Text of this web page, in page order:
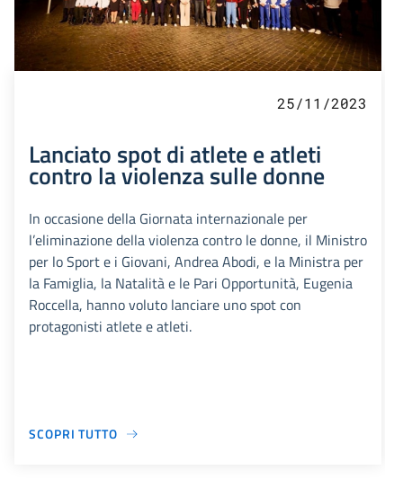
25/11/2023
Lanciato spot di atlete e atleti
contro la violenza sulle donne
In occasione della Giornata internazionale per
l’eliminazione della violenza contro le donne, il Ministro
per lo Sport e i Giovani, Andrea Abodi, e la Ministra per
la Famiglia, la Natalità e le Pari Opportunità, Eugenia
Roccella, hanno voluto lanciare uno spot con
protagonisti atlete e atleti.
SCOPRI TUTTO